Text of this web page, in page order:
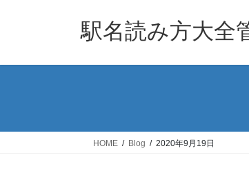
駅名読み方大全
HOME Blog 2020年9月19日